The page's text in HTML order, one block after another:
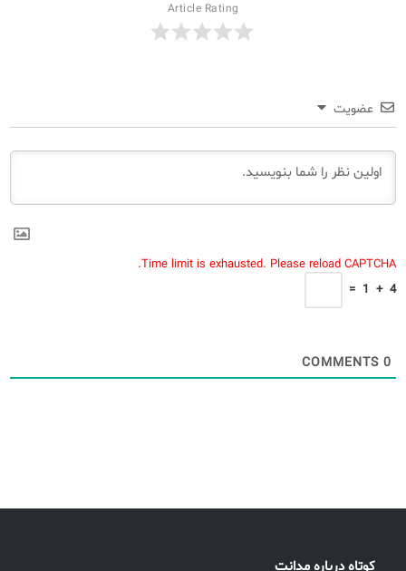
Article Rating
عضویت
Time limit is exhausted. Please reload CAPTCHA.
4
+
1
=
0
کوتاه درباره مدانت